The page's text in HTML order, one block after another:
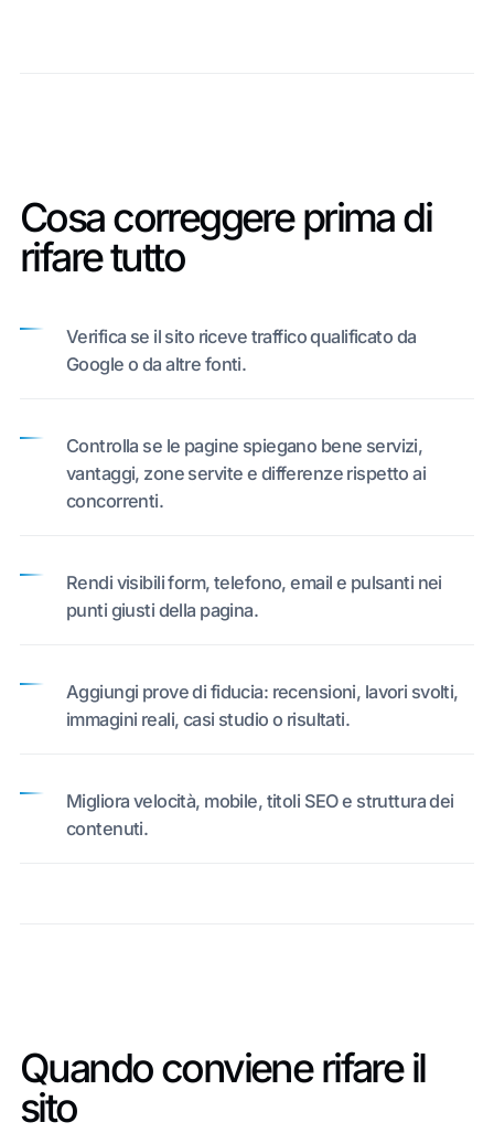
Cosa correggere prima di
rifare tutto
Verifica se il sito riceve traffico qualificato da
Google o da altre fonti.
Controlla se le pagine spiegano bene servizi,
vantaggi, zone servite e differenze rispetto ai
concorrenti.
Rendi visibili form, telefono, email e pulsanti nei
punti giusti della pagina.
Aggiungi prove di fiducia: recensioni, lavori svolti,
immagini reali, casi studio o risultati.
Migliora velocità, mobile, titoli SEO e struttura dei
contenuti.
Quando conviene rifare il
sito